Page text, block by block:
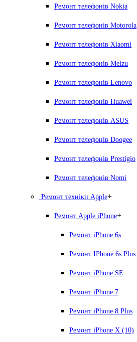
Ремонт телефонів Nokia
Ремонт телефонів Motorola
Ремонт телефонів Xiaomi
Ремонт телефонів Meizu
Ремонт телефонів Lenovo
Ремонт телефонів Huawei
Ремонт телефонів ASUS
Ремонт телефонів Doogee
Ремонт телефонів Prestigio
Ремонт телефонів Nomi
Ремонт техніки Apple+
Ремонт Apple iPhone+
Ремонт iPhone 6s
Ремонт IPhone 6s Plus
Ремонт iPhone SE
Ремонт iPhone 7
Ремонт iPhone 8 Plus
Ремонт iPhone X (10)